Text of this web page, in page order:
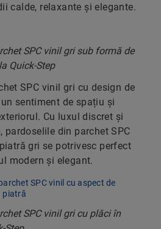
calde, relaxante și elegante.
SPC vinil gri cu design de
sentiment de spațiu și
Cu luxul discret și
pardoselile din parchet SPC
gri se potrivesc perfect
modern și elegant.
SPC vinil cu aspect de
piatră